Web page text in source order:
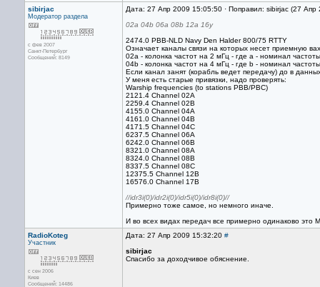
sibirjac
Модератор раздела
с фев 2007
Санкт-Петербург
Сообщений: 8149
Дата: 27 Апр 2009 15:05:50 · Поправил: sibirjac (27
02a 04b 06a 08b 12a 16y
2474.0 PBB-NLD Navy Den Halder 800/75 RTTY
Означает каналы связи на которых несет приемную
02a - колонка частот на 2 мГц - где a - номинал частоты
04b - колонка частот на 4 мГц - где b - номинал
Если канал занят (корабль ведет передачу) до в
У меня есть старые привязки, надо проверять:
Warship frequencies (to stations PBB/PBC)
2121.4 Channel 02A
2259.4 Channel 02B
4155.0 Channel 04A
4161.0 Channel 04B
4171.5 Channel 04C
6237.5 Channel 06A
6242.0 Channel 06B
8321.0 Channel 08A
8324.0 Channel 08B
8337.5 Channel 08C
12375.5 Channel 12B
16576.0 Channel 17B
//idr3i(0)/idr2i(0)/idr5i(0)/idr8i(0)//
Примерно тоже самое, но немного иначе.
И во всех видах передач все примерно одинаково это
RadioKoteg
Участник
с сен 2006
Киев
Сообщений: 14486
Дата: 27 Апр 2009 15:32:20 #
sibirjac
Спасибо за доходчивое обяснение.